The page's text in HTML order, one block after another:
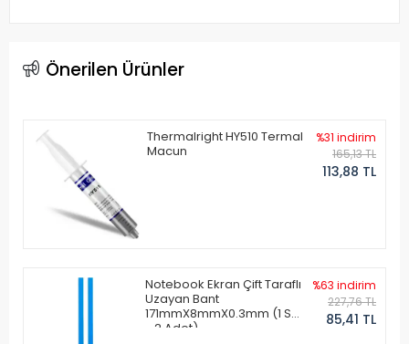
Önerilen Ürünler
Thermalright HY510 Termal
Macun
%31 indirim
165,13 TL
113,88 TL
Notebook Ekran Çift Taraflı
Uzayan Bant
171mmX8mmX0.3mm (1 Set
- 2 Adet)
%63 indirim
227,76 TL
85,41 TL